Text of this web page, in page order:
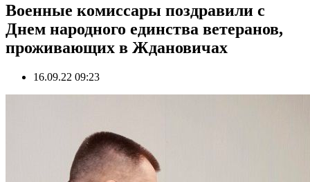
Военные комиссары поздравили с
Днем народного единства ветеранов,
проживающих в Ждановичах
16.09.22 09:23